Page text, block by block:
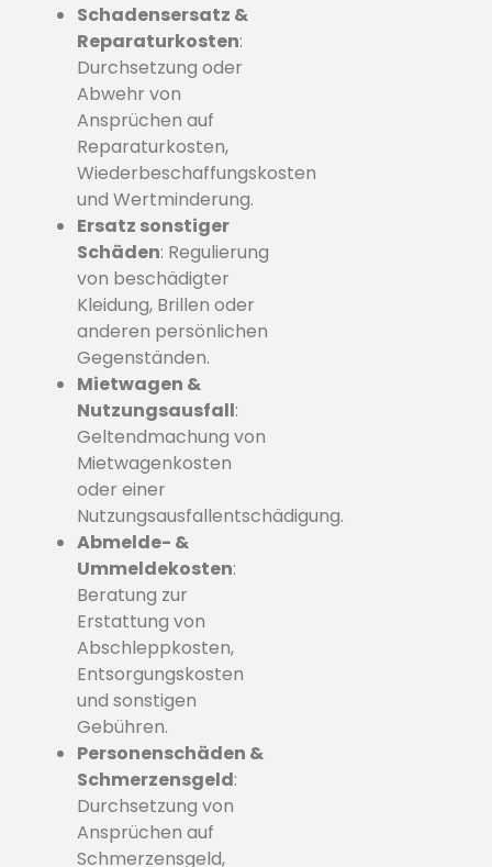
Schadensersatz &
Reparaturkosten:
Durchsetzung oder
Abwehr von
Ansprüchen auf
Reparaturkosten,
Wiederbeschaffungskosten
und Wertminderung.
Ersatz sonstiger
Schäden: Regulierung
von beschädigter
Kleidung, Brillen oder
anderen persönlichen
Gegenständen.
Mietwagen &
Nutzungsausfall:
Geltendmachung von
Mietwagenkosten
oder einer
Nutzungsausfallentschädigung.
Abmelde- &
Ummeldekosten:
Beratung zur
Erstattung von
Abschleppkosten,
Entsorgungskosten
und sonstigen
Gebühren.
Personenschäden &
Schmerzensgeld:
Durchsetzung von
Ansprüchen auf
Schmerzensgeld,